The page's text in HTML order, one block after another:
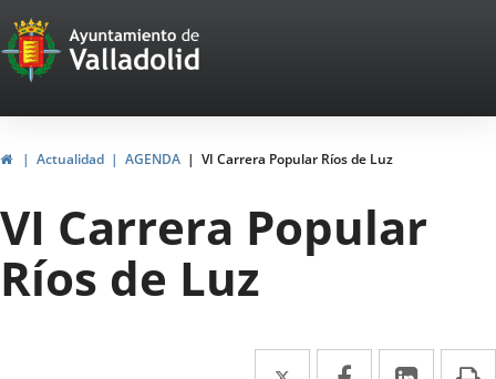
Portal
Web
del
Ayuntamiento
de
Valladolid
InicioActualidad AGENDA VI Carrera Popular Ríos de Luz
VI Carrera Popular
Ríos de Luz
Twitter
Enlace Facebook
EnlaceEnlace